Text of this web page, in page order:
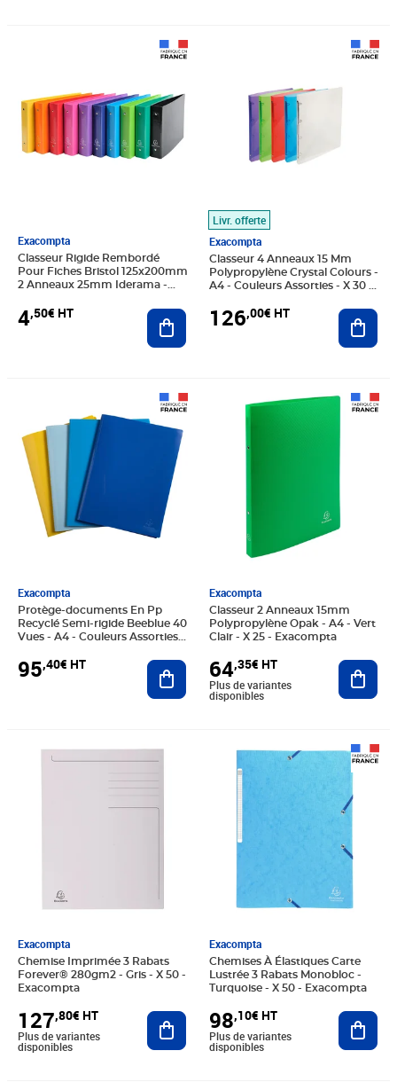
Exacompta
Classeur Rigide Rembordé
Pour Fiches Bristol 125x200mm
2 Anneaux 25mm Iderama -
Exacompta
4,50€ HT Ajouter au panier
Livr. offerte
Exacompta
Classeur 4 Anneaux 15 Mm
Polypropylène Crystal Colours -
A4 - Couleurs Assorties - X 30 -
126,00€ HT
Exacompta
Protège-documents En Pp
Recyclé Semi-rigide Beeblue 40
Vues - A4 - Couleurs Assorties -
95,40€ HT Ajouter au panier
Exacompta
Classeur 2 Anneaux 15mm
Polypropylène Opak - A4 - Vert
Clair - X 25 - Exacompta
64,35€ HT
Prix 64,35€ HT
Plus de variantes
disponibles
Exacompta
Chemise Imprimée 3 Rabats
Forever® 280gm2 - Gris - X 50 -
Exacompta
127,80€ HT
Prix 127,80€ HT
Plus de variantes
disponibles
Ajouter au panier
Exacompta
Chemises À Élastiques Carte
Lustrée 3 Rabats Monobloc -
Turquoise - X 50 - Exacompta
98,10€ HT
Prix 98,10€ HT
Plus de variantes
disponibles